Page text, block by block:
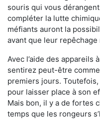
souris qui vous
compléter la lutte
méfiants auront la
avant que leur
Avec l’aide des appareils
sentirez peut-être
premiers jours.
pour laisser place à son
Mais bon, il y a de fortes
temps que les rongeurs